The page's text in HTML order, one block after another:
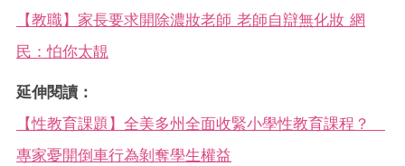
【教職】家長要求開除濃妝老師 老師自辯無化妝 網
民：怕你太靚
延伸閱讀：
【性教育課題】全美多州全面收緊小學性教育課程？
專家憂開倒車行為剝奪學生權益